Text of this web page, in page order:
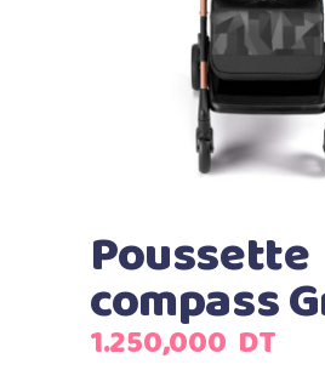
Poussette
compass
1.250,000 DT